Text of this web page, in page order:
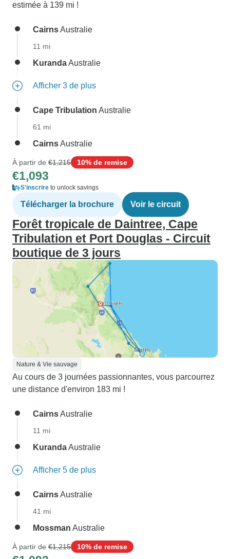
estimée à 139 mi !
CairnsAustralie
11 mi
KurandaAustralie
Afficher 3 de plus
Cape Tribulation Australie
61 mi
CairnsAustralie
À partir de €1,215 10% de remise
€1,093
S'inscrire to unlock savings
Télécharger la brochure Voir le circuit
Forêt tropicale de Daintree, Cape
Tribulation et Port Douglas - Circuit
boutique de 3 jours
Nature & Vie sauvage
Au cours de 3 journées passionnantes, vous parcourrez
une distance d'environ 183 mi !
CairnsAustralie
11 mi
KurandaAustralie
Afficher 5 de plus
CairnsAustralie
41 mi
Mossman Australie
À partir de €1,215 10% de remise